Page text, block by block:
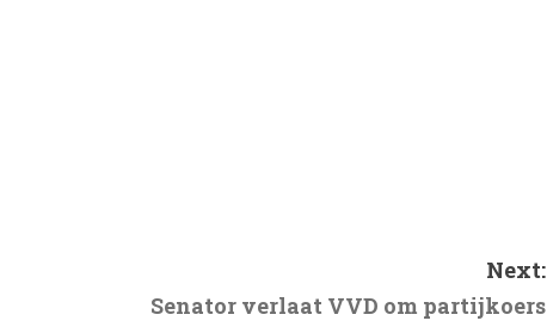
Next:
Senator verlaat VVD om partijkoers